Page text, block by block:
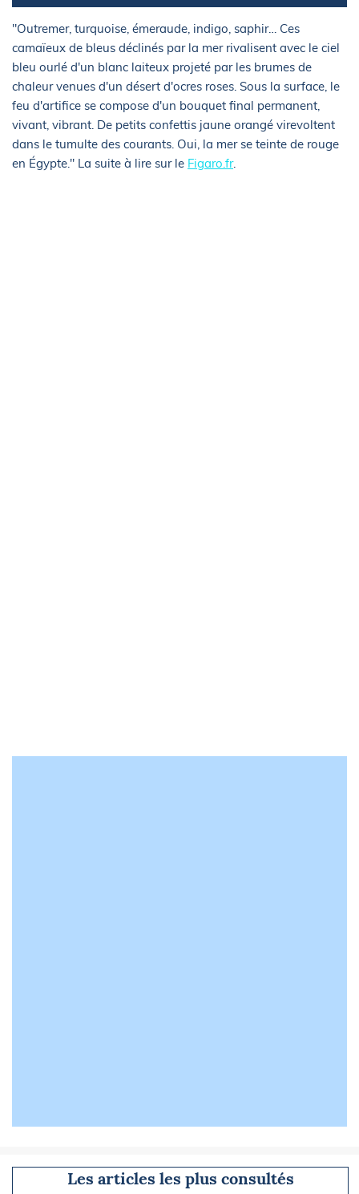
"Outremer, turquoise, émeraude, indigo, saphir… Ces
camaïeux de bleus déclinés par la mer rivalisent avec le ciel
bleu ourlé d'un blanc laiteux projeté par les brumes de
chaleur venues d'un désert d'ocres roses. Sous la surface, le
feu d'artifice se compose d'un bouquet final permanent,
vivant, vibrant. De petits confettis jaune orangé virevoltent
dans le tumulte des courants. Oui, la mer se teinte de rouge
en Égypte." La suite à lire sur le Figaro.fr.
Les articles les plus consultés